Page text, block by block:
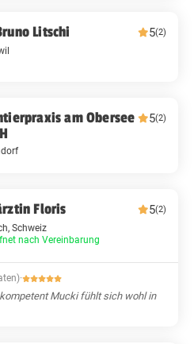
Litschi 5(2)
am Obersee
5(2)
Floris 5(2)
Schweiz
nach Vereinbarung
·
Mucki fühlt sich wohl in